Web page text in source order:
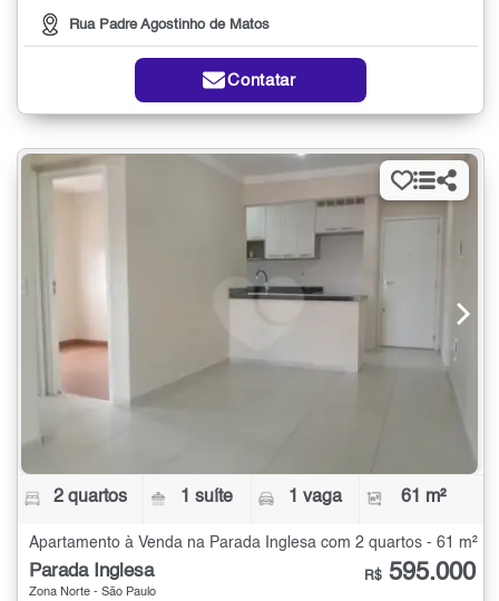
Rua Padre Agostinho de Matos
Contatar
2 quartos 1 suíte 1 vaga 61 m²
Apartamento à Venda na Parada Inglesa com 2 quartos - 61 m²
Parada Inglesa
Zona Norte - São Paulo
R$ 595.000